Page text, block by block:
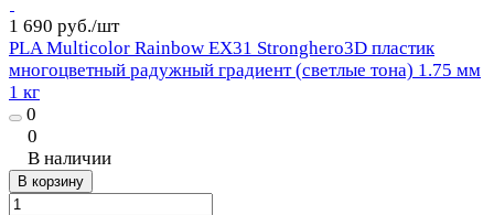
1 690 руб./шт
PLA Multicolor Rainbow EX31 Stronghero3D пластик
многоцветный радужный градиент (светлые тона) 1.75 мм
1 кг
0
0
В наличии
В корзину